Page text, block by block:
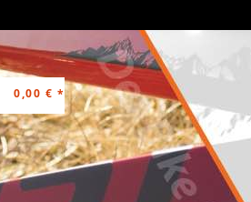
0,00 € *